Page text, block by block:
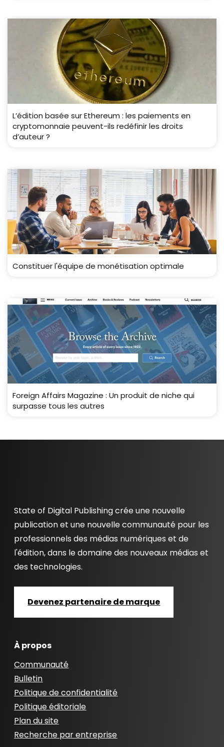
L’édition basée sur Ethereum : les paiements en
cryptomonnaie peuvent-ils redéfinir les droits
d’auteur ?
Constituer l'équipe de monétisation optimale
Foreign Affairs Magazine : Un produit de niche qui
surpasse tous les autres
State of Digital Publishing crée une nouvelle
publication et une nouvelle communauté pour les
professionnels des médias numériques et de
l'édition, dans le domaine des nouveaux médias et
des technologies.
Devenez partenaire de marque
À propos
Communauté
Bulletin
Politique de confidentialité
Politique éditoriale
Plan du site
Recherche par entreprise